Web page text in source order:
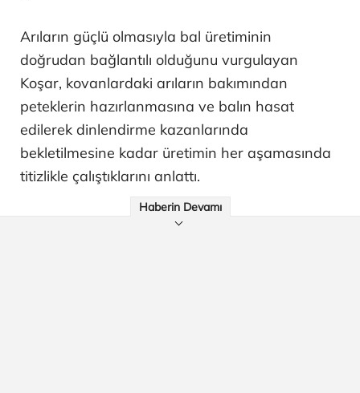
Arıların güçlü olmasıyla bal üretiminin
doğrudan bağlantılı olduğunu vurgulayan
Koşar, kovanlardaki arıların bakımından
peteklerin hazırlanmasına ve balın hasat
edilerek dinlendirme kazanlarında
bekletilmesine kadar üretimin her aşamasında
titizlikle çalıştıklarını anlattı.
Haberin Devamı